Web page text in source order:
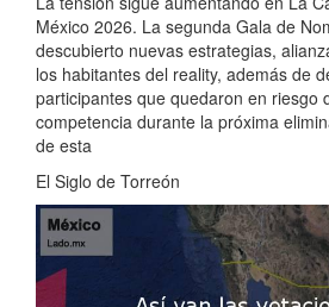
México 2026. La segunda Gala de
descubierto nuevas estrategias,
los habitantes del reality, además de
participantes que quedaron en riesgo
competencia durante la próxima
de esta
El Siglo de Torreón